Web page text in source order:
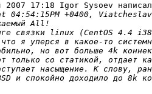
2007 17:18 Igor Sysoev